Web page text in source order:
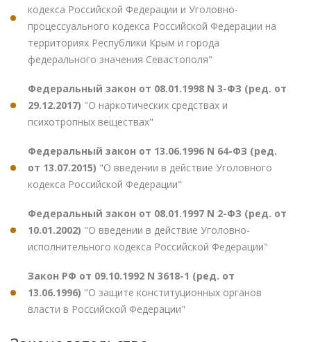
кодекса Российской Федерации и Уголовно-
процессуального кодекса Российской Федерации на
территориях Республики Крым и города
федерального значения Севастополя"
Федеральный закон от 08.01.1998 N 3-ФЗ (ред. от
29.12.2017) "О наркотических средствах и
психотропных веществах"
Федеральный закон от 13.06.1996 N 64-ФЗ (ред.
от 13.07.2015) "О введении в действие Уголовного
кодекса Российской Федерации"
Федеральный закон от 08.01.1997 N 2-ФЗ (ред. от
10.01.2002) "О введении в действие Уголовно-
исполнительного кодекса Российской Федерации"
Закон РФ от 09.10.1992 N 3618-1 (ред. от
13.06.1996) "О защите конституционных органов
власти в Российской Федерации"